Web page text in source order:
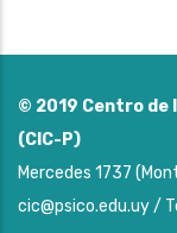
© 2019 Centro de
(CIC-P)
Mercedes 1737
cic@psico.edu.uy /